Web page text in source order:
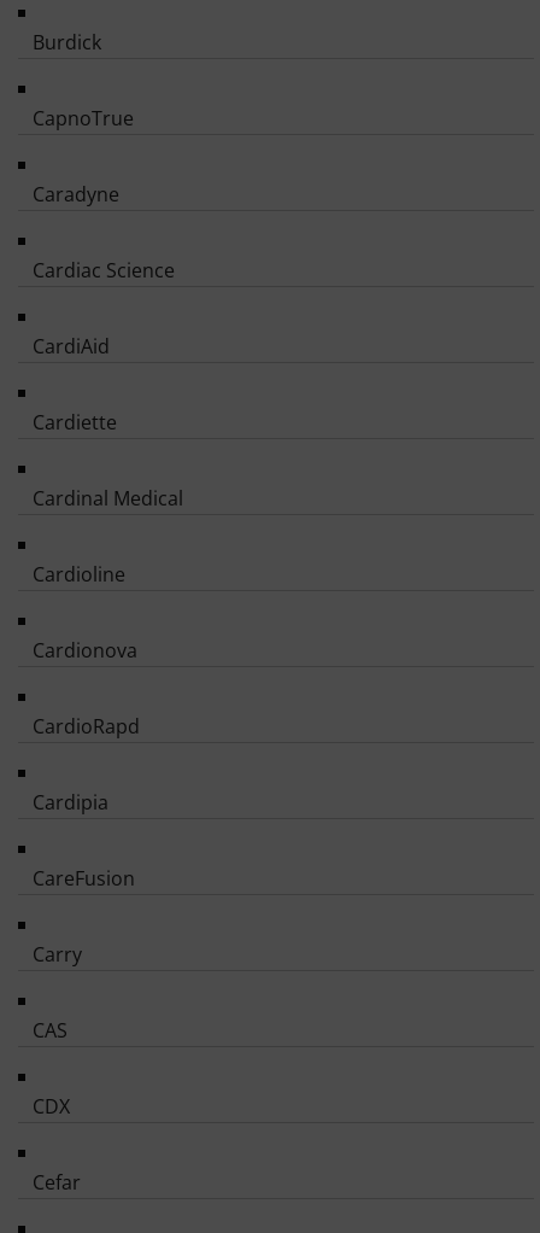
Burdick
CapnoTrue
Caradyne
Cardiac Science
CardiAid
Cardiette
Cardinal Medical
Cardioline
Cardionova
CardioRapd
Cardipia
CareFusion
Carry
CAS
CDX
Cefar